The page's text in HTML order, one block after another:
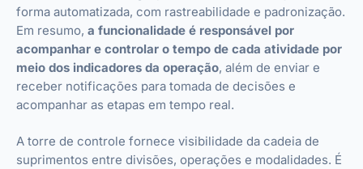
forma automatizada, com rastreabilidade e padronização.
Em resumo, a funcionalidade é responsável por
acompanhar e controlar o tempo de cada atividade por
meio dos indicadores da operação, além de enviar e
receber notificações para tomada de decisões e
acompanhar as etapas em tempo real.
A torre de controle fornece visibilidade da cadeia de
suprimentos entre divisões, operações e modalidades. É